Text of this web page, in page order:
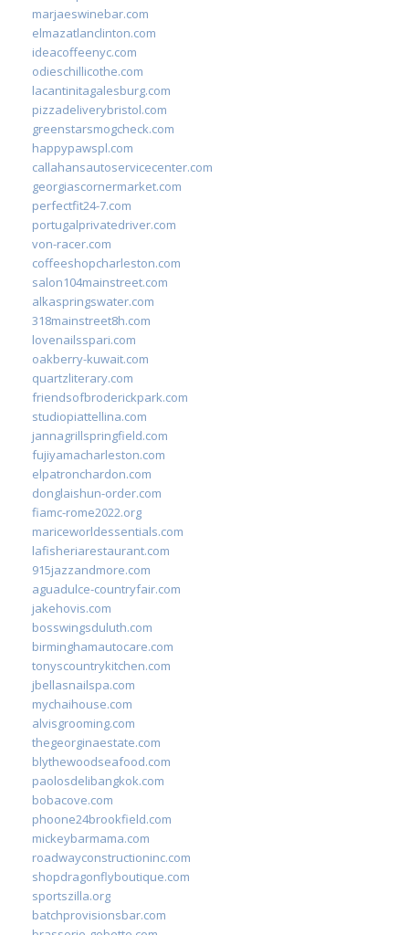
marjaeswinebar.com
elmazatlanclinton.com
ideacoffeenyc.com
odieschillicothe.com
lacantinitagalesburg.com
pizzadeliverybristol.com
greenstarsmogcheck.com
happypawspl.com
callahansautoservicecenter.com
georgiascornermarket.com
perfectfit24-7.com
portugalprivatedriver.com
von-racer.com
coffeeshopcharleston.com
salon104mainstreet.com
alkaspringswater.com
318mainstreet8h.com
lovenailsspari.com
oakberry-kuwait.com
quartzliterary.com
friendsofbroderickpark.com
studiopiattellina.com
jannagrillspringfield.com
fujiyamacharleston.com
elpatronchardon.com
donglaishun-order.com
fiamc-rome2022.org
mariceworldessentials.com
lafisheriarestaurant.com
915jazzandmore.com
aguadulce-countryfair.com
jakehovis.com
bosswingsduluth.com
birminghamautocare.com
tonyscountrykitchen.com
jbellasnailspa.com
mychaihouse.com
alvisgrooming.com
thegeorginaestate.com
blythewoodseafood.com
paolosdelibangkok.com
bobacove.com
phoone24brookfield.com
mickeybarmama.com
roadwayconstructioninc.com
shopdragonflyboutique.com
sportszilla.org
batchprovisionsbar.com